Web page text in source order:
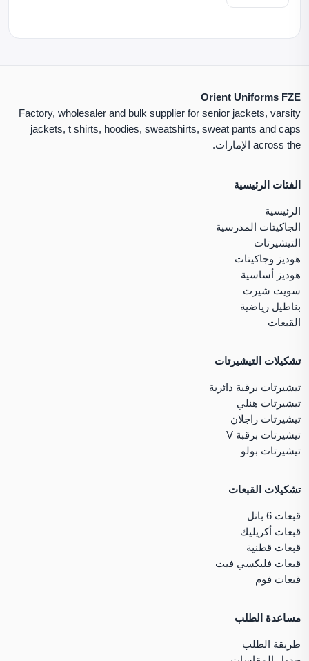
Orient Uniforms FZE
Factory, wholesaler and bulk supplier for senior jackets, varsity
jackets, t shirts, hoodies, sweatshirts, sweat pants and caps
across the الإمارات.
الفئات الرئيسية
الرئيسية
الجاكيتات المدرسية
التيشيرتات
هوديز وجاكيتات
هوديز أساسية
سويت شيرت
بناطيل رياضية
القبعات
تشكيلات التيشيرتات
تيشيرتات برقبة دائرية
تيشيرتات هنلي
تيشيرتات راجلان
تيشيرتات برقبة V
تيشيرتات بولو
تشكيلات القبعات
قبعات 6 بانل
قبعات أكريليك
قبعات قطنية
قبعات فليكسي فيت
قبعات فوم
مساعدة الطلب
طريقة الطلب